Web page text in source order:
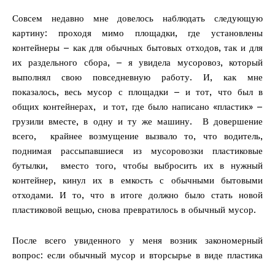
Совсем недавно мне довелось наблюдать следующую
картину: проходя мимо площадки, где установлены
контейнеры – как для обычных бытовых отходов, так и для
их раздельного сбора, – я увидела мусоровоз, который
выполнял свою повседневную работу. И, как мне
показалось, весь мусор с площадки – и тот, что был в
общих контейнерах, и тот, где было написано «пластик» –
грузили вместе, в одну и ту же машину. В довершение
всего, крайнее возмущение вызвало то, что водитель,
поднимая рассыпавшиеся из мусоровозки пластиковые
бутылки, вместо того, чтобы выбросить их в нужный
контейнер, кинул их в емкость с обычными бытовыми
отходами. И то, что в итоге должно было стать новой
пластиковой вещью, снова превратилось в обычный мусор.
После всего увиденного у меня возник закономерный
вопрос: если обычный мусор и вторсырье в виде пластика